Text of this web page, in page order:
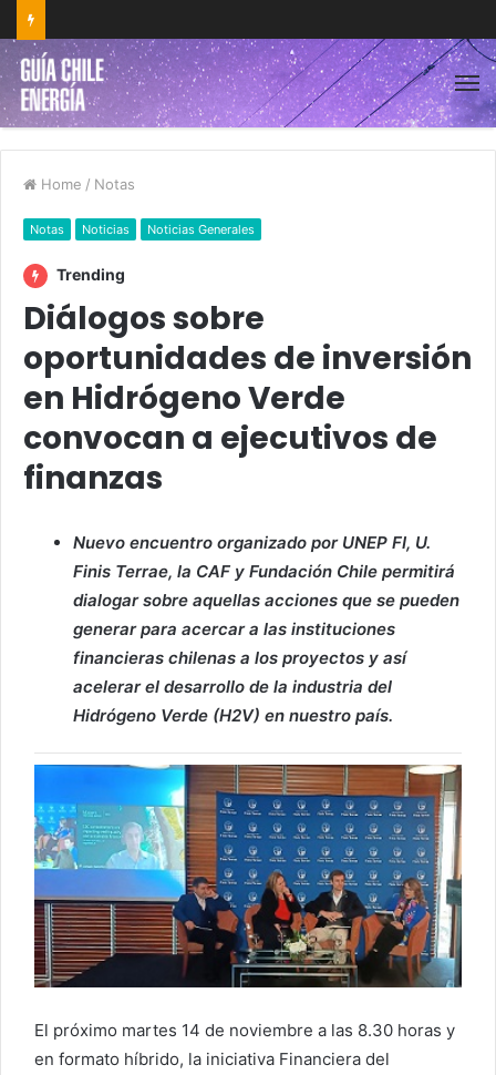
Home / Notas
Notas Noticias Noticias Generales
Trending
Diálogos sobre
oportunidades de inversión
en Hidrógeno Verde
convocan a ejecutivos de
finanzas
Nuevo encuentro organizado por UNEP FI, U.
Finis Terrae, la CAF y Fundación Chile permitirá
dialogar sobre aquellas acciones que se pueden
generar para acercar a las instituciones
financieras chilenas a los proyectos y así
acelerar el desarrollo de la industria del
Hidrógeno Verde (H2V) en nuestro país.
El próximo martes 14 de noviembre a las 8.30 horas y
en formato híbrido, la iniciativa Financiera del